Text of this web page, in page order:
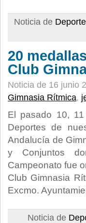
Noticia de
20
Club
Noticia de 16 junio
Gimnasia Rítmica,
El pasado 10,
Deportes de
Andalucía de
y Conjuntos
Campeonato fue
Club Gimnasia
Excmo.
Noticia de